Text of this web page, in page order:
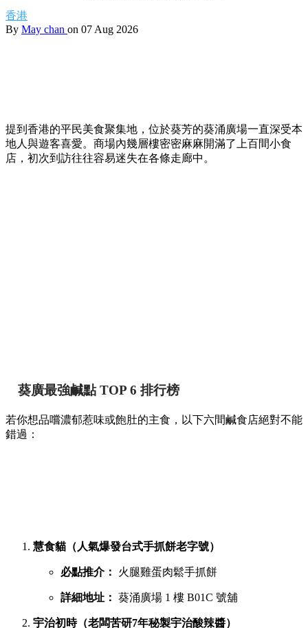
香港
By May chan on 07 Aug 2026
提到香港的平民美食聚集地，位於葵芳的葵涌廣場一直深受本
地人與遊客喜愛。商場內幾層樓密密麻麻開滿了上百間小食
店，初次到訪往往容易迷失在各條走廊中。
葵廣最強鹹點 TOP 6 排行榜
若你想品嚐濃郁惹味或飽肚的主食，以下六間鹹食店絕對不能
錯過：
慧食貓（人氣爆發台式手抓餅老字號）
必點推介： 火腿雞蛋肉鬆手抓餅
詳細地址： 葵涌廣場 1 樓 B01C 號舖
宇治初時（老闆苦研7年秘製宇治酸辣醬）